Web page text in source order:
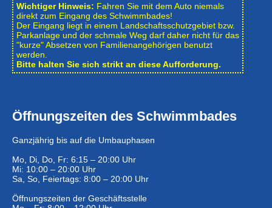
Wichtiger Hinweis: Fahren Sie mit dem Auto niemals
direkt zum Eingang des Schwimmbades!
Der Eingang liegt in einem Landschafts­schutzgebiet bzw.
Park­anlage und der schmale Weg darf daher nicht für das
"kurze" Absetzen von Familienangehörigen benutzt
werden.
Bitte halten Sie sich strikt an diese Aufforderung.
Öffnungszeiten des Schwimmbades
Ganzjährig bis auf die Umbauphasen
Mo, Di, Do, Fr: 6:15 – 20:00 Uhr
Mi: 10:00 – 20:00 Uhr
Sa, So, Feiertags: 8:00 – 20:00 Uhr
Öffnungszeiten der Geschäftsstelle